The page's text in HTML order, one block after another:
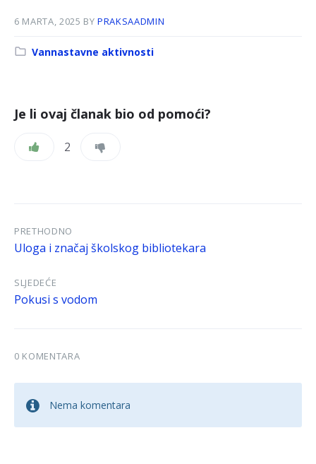
6 MARTA, 2025 BYPRAKSAADMIN
Kategorija:
Vannastavne aktivnosti
Je li ovaj članak bio od pomoći?
2
PRETHODNO
Uloga i značaj školskog bibliotekara
SLJEDEĆE
Pokusi s vodom
0 KOMENTARA
Nema komentara